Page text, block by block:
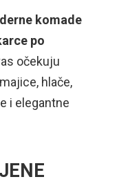
komade
po
očekuju
hlače,
i elegantne